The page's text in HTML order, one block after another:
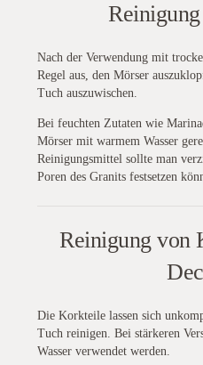
Nach der Verwendung mit
Regel aus, den Mörser
Tuch auszuwischen.
Bei feuchten Zutaten wie
Mörser mit warmem Wasser
Reinigungsmittel sollte man
Poren des Granits festsetzen
Reinigung von
Die Korkteile lassen sich
Tuch reinigen. Bei stärkeren
Wasser verwendet werden.